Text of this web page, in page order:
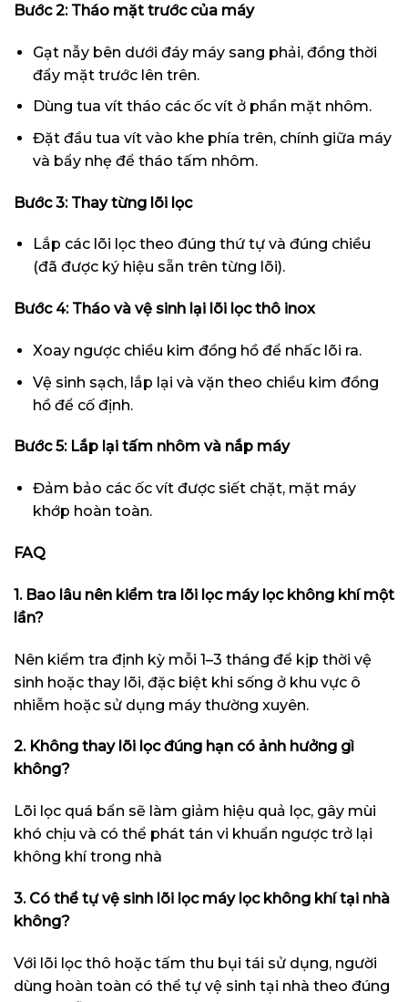
Bước 2: Tháo mặt trước của máy
Gạt nẫy bên dưới đáy máy sang phải, đồng thời
đẩy mặt trước lên trên.
Dùng tua vít tháo các ốc vít ở phần mặt nhôm.
Đặt đầu tua vít vào khe phía trên, chính giữa máy
và bẩy nhẹ để tháo tấm nhôm.
Bước 3: Thay từng lõi lọc
Lắp các lõi lọc theo đúng thứ tự và đúng chiều
(đã được ký hiệu sẵn trên từng lõi).
Bước 4: Tháo và vệ sinh lại lõi lọc thô inox
Xoay ngược chiều kim đồng hồ để nhấc lõi ra.
Vệ sinh sạch, lắp lại và vặn theo chiều kim đồng
hồ để cố định.
Bước 5: Lắp lại tấm nhôm và nắp máy
Đảm bảo các ốc vít được siết chặt, mặt máy
khớp hoàn toàn.
FAQ
1. Bao lâu nên kiểm tra lõi lọc máy lọc không khí một
lần?
Nên kiểm tra định kỳ mỗi 1–3 tháng để kịp thời vệ
sinh hoặc thay lõi, đặc biệt khi sống ở khu vực ô
nhiễm hoặc sử dụng máy thường xuyên.
2. Không thay lõi lọc đúng hạn có ảnh hưởng gì
không?
Lõi lọc quá bẩn sẽ làm giảm hiệu quả lọc, gây mùi
khó chịu và có thể phát tán vi khuẩn ngược trở lại
không khí trong nhà
3. Có thể tự vệ sinh lõi lọc máy lọc không khí tại nhà
không?
Với lõi lọc thô hoặc tấm thu bụi tái sử dụng, người
dùng hoàn toàn có thể tự vệ sinh tại nhà theo đúng